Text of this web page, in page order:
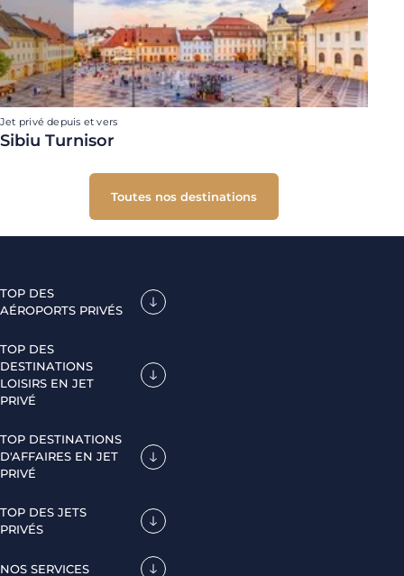
Jet privé depuis et vers
Sibiu Turnisor
Toutes nos destinations
TOP DES
AÉROPORTS PRIVÉS
TOP DES
DESTINATIONS
LOISIRS EN JET
PRIVÉ
TOP DESTINATIONS
D'AFFAIRES EN JET
PRIVÉ
TOP DES JETS
PRIVÉS
NOS SERVICES